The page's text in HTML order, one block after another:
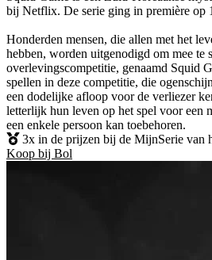
bij Netflix. De serie ging in première op
Honderden mensen, die allen met het
hebben, worden uitgenodigd om mee te
overlevingscompetitie, genaamd Squid
spellen in deze competitie, die
een dodelijke afloop voor de verliezer
letterlijk hun leven op het spel voor een
een enkele persoon kan toebehoren.
3x in de prijzen bij de MijnSerie van
Koop bij Bol